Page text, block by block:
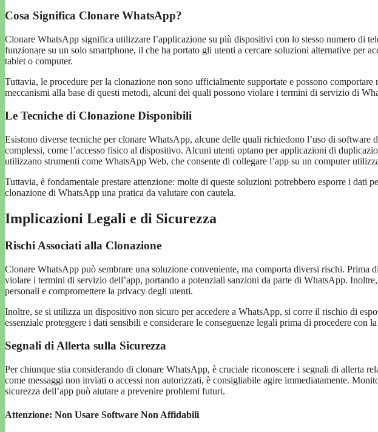
Cosa Significa Clonare WhatsApp?
Clonare WhatsApp significa utilizzare l’applicazione su più dispositivi con lo stesso numero di
funzionare su un solo smartphone, il che ha portato gli utenti a cercare soluzioni alternative per
tablet o computer.
Tuttavia, le procedure per la clonazione non sono ufficialmente supportate e possono
meccanismi alla base di questi metodi, alcuni dei quali possono violare i termini di servizio di
Le Tecniche di Clonazione Disponibili
Esistono diverse tecniche per clonare WhatsApp, alcune delle quali richiedono l’uso di software
complessi, come l’accesso fisico al dispositivo. Alcuni utenti optano per applicazioni di
utilizzano strumenti come WhatsApp Web, che consente di collegare l’app su un computer
Tuttavia, è fondamentale prestare attenzione: molte di queste soluzioni potrebbero esporre i dati
clonazione di WhatsApp una pratica da valutare con cautela.
Implicazioni Legali e di Sicurezza
Rischi Associati alla Clonazione
Clonare WhatsApp può sembrare una soluzione conveniente, ma comporta diversi rischi. Prima
violare i termini di servizio dell’app, portando a potenziali sanzioni da parte di WhatsApp.
personali e compromettere la privacy degli utenti.
Inoltre, se si utilizza un dispositivo non sicuro per accedere a WhatsApp, si corre il rischio di
essenziale proteggere i dati sensibili e considerare le conseguenze legali prima di procedere con
Segnali di Allerta sulla Sicurezza
Per chiunque stia considerando di clonare WhatsApp, è cruciale riconoscere i segnali di allerta
come messaggi non inviati o accessi non autorizzati, è consigliabile agire immediatamente.
sicurezza dell’app può aiutare a prevenire problemi futuri.
Attenzione: Non Usare Software Non Affidabili